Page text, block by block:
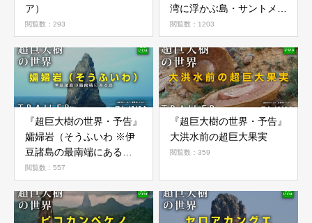
ア）
閲覧数：293
湾に浮かぶ島・サントメ
島） コレいいよ.JP
閲覧数：1203
『超巨大樹の世界・予告』
孀婦岩（そうふいわ ※伊
豆諸島の最南端にある
島） コレいいよ.JP
閲覧数：557
『超巨大樹の世界・予告』
大洪水前の超巨大果実
閲覧数：359